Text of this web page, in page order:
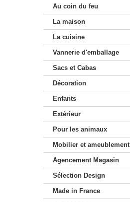
Au coin du feu
La maison
La cuisine
Vannerie d'emballage
Sacs et Cabas
Décoration
Enfants
Extérieur
Pour les animaux
Mobilier et ameublement
Agencement Magasin
Sélection Design
Made in France